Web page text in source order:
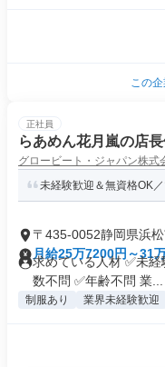
この
正社員
らあめん花月嵐の店
グロービート・ジャパン株式
未経験歓迎＆無資格OK
〒435-0052静岡県浜
月給25万7200円～31
求めている人材 ✅未
数不問 ✅年齢不問 業...
制服あり 業界未経験歓迎